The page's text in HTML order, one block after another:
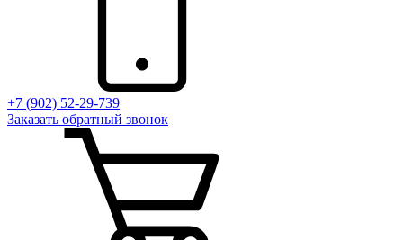
+7 (902) 52-29-739
Заказать обратный звонок